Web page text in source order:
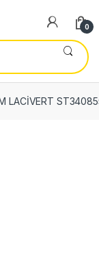
0
LACİVERT